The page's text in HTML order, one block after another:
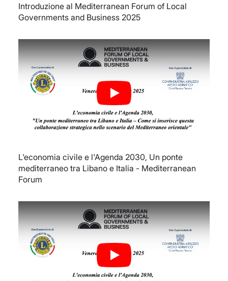
Introduzione al Mediterranean Forum of Local
Governments and Business 2025
Play
L'economia civile e l'Agenda 2030, Un ponte
mediterraneo tra Libano e Italia - Mediterranean
Forum
Play